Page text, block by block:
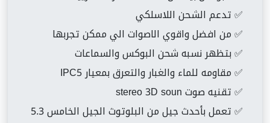
✅ تدعم الشحن اللاسلكي
✅ من افضل واقوي الاصوات الي ممكن تجربها
✅ بتظهر نسبه شحن البوكس والسماعات
✅ مقاومه للماء والغبار والتعرق بمعيار IPC5
✅ تقنيه صوت stereo 3D soun
✅ تعمل بأحدث جيل من البلوتوث الجيل الخامس 5.3